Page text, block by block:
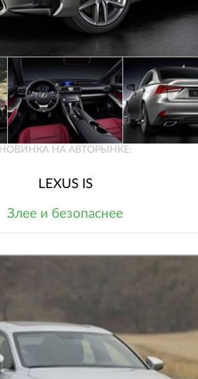
НОВИНКА НА АВТОРЫНКЕ:
LEXUS IS
Злее и безопаснее